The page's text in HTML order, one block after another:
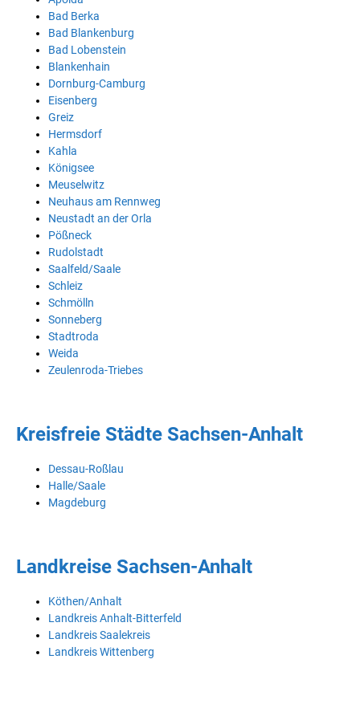
Bad Berka
Bad Blankenburg
Bad Lobenstein
Blankenhain
Dornburg-Camburg
Eisenberg
Greiz
Hermsdorf
Kahla
Königsee
Meuselwitz
Neuhaus am Rennweg
Neustadt an der Orla
Pößneck
Rudolstadt
Saalfeld/Saale
Schleiz
Schmölln
Sonneberg
Stadtroda
Weida
Zeulenroda-Triebes
Kreisfreie Städte Sachsen-Anhalt
Dessau-Roßlau
Halle/Saale
Magdeburg
Landkreise Sachsen-Anhalt
Köthen/Anhalt
Landkreis Anhalt-Bitterfeld
Landkreis Saalekreis
Landkreis Wittenberg